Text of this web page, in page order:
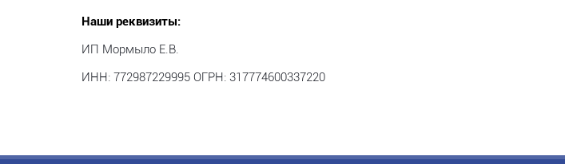
Наши реквизиты:
ИП Мормыло Е.В.
ИНН: 772987229995 ОГРН: 317774600337220